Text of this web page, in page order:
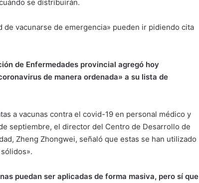
se distribuirán.
vacunarse de emergencia» pueden ir pidiendo cita
de Enfermedades provincial agregó hoy
de manera ordenada» a su lista de
a vacunas contra el covid-19 en personal médico y
septiembre, el director del Centro de Desarrollo de
Zheng Zhongwei, señaló que estas se han utilizado
puedan ser aplicadas de forma masiva, pero sí que